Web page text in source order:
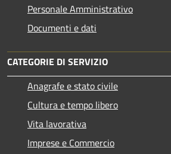
Personale Amministrativo
Documenti e dati
CATEGORIE DI SERVIZIO
Anagrafe e stato civile
Cultura e tempo libero
Vita lavorativa
Imprese e Commercio